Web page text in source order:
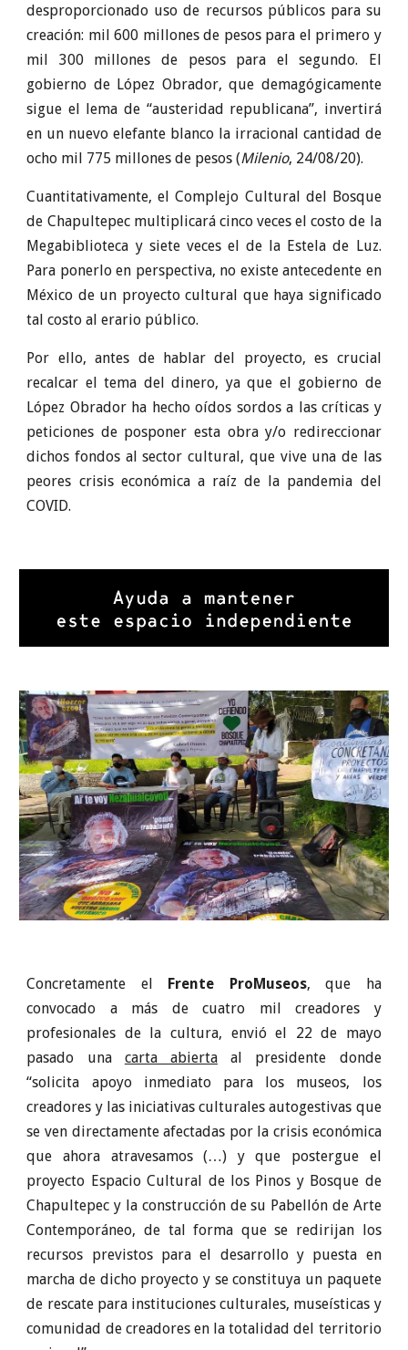
desproporcionado uso de recursos públicos para su
creación: mil 600 millones de pesos para el primero y
mil 300 millones de pesos para el segundo. El
gobierno de López Obrador, que demagógicamente
sigue el lema de “austeridad republicana”, invertirá
en un nuevo elefante blanco la irracional cantidad de
ocho mil 775 millones de pesos (Milenio, 24/08/20).
Cuantitativamente, el Complejo Cultural del Bosque
de Chapultepec multiplicará cinco veces el costo de la
Megabiblioteca y siete veces el de la Estela de Luz.
Para ponerlo en perspectiva, no existe antecedente en
México de un proyecto cultural que haya significado
tal costo al erario público.
Por ello, antes de hablar del proyecto, es crucial
recalcar el tema del dinero, ya que el gobierno de
López Obrador ha hecho oídos sordos a las críticas y
peticiones de posponer esta obra y/o redireccionar
dichos fondos al sector cultural, que vive una de las
peores crisis económica a raíz de la pandemia del
COVID.
Concretamente el Frente ProMuseos, que ha
convocado a más de cuatro mil creadores y
profesionales de la cultura, envió el 22 de mayo
pasado una carta abierta al presidente donde
“solicita apoyo inmediato para los museos, los
creadores y las iniciativas culturales autogestivas que
se ven directamente afectadas por la crisis económica
que ahora atravesamos (…) y que postergue el
proyecto Espacio Cultural de los Pinos y Bosque de
Chapultepec y la construcción de su Pabellón de Arte
Contemporáneo, de tal forma que se redirijan los
recursos previstos para el desarrollo y puesta en
marcha de dicho proyecto y se constituya un paquete
de rescate para instituciones culturales, museísticas y
comunidad de creadores en la totalidad del territorio